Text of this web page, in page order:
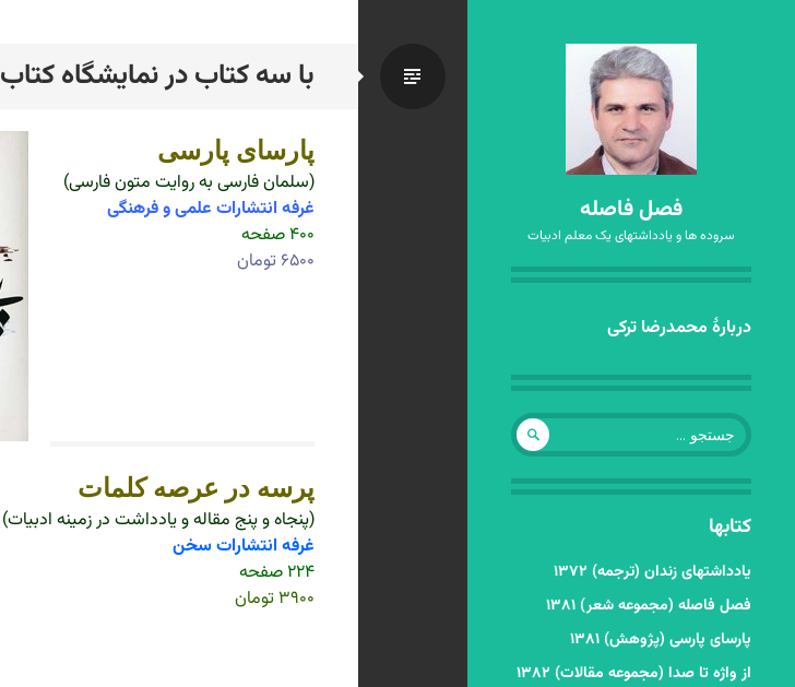
فصل فاصله
سروده ها و یادداشتهای یک معلم ادبیات
رفتن
نوشته‌ها
دربارهٔ محمدرضا ترکی
جستجو
برای:
کتابها
یادداشتهای زندان (ترجمه) ۱۳۷۲
فصل فاصله (مجموعه شعر) ۱۳۸۱
پارسای پارسی (پژوهش) ۱۳۸۱
از واژه تا صدا (مجموعه مقالات) ۱۳۸۲
با سه کتاب در نمایشگاه کتاباستاندارد
پارسای پارسی
(سلمان فارسی به روایت متون فارسی)
غرفه انتشارات علمی و فرهنگی
۴۰۰ صفحه
۶۵۰۰ تومان
پرسه در عرصه کلمات
(پنجاه و پنج مقاله و یادداشت در زمینه ادبیات)
غرفه انتشارات سخن
۲۲۴ صفحه
۳۹۰۰ تومان